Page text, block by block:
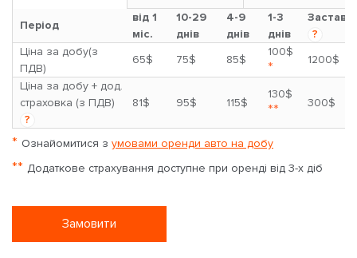
Період
від 1
міс.
10-29
днів
4-9
днів
1-3
днів
Застава
?
Ціна за добу(з
ПДВ)
65$ 75$ 85$
100$
*
1200$
Ціна за добу + дод.
страховка (з ПДВ)
?
81$ 95$ 115$
130$
** 300$
* Ознайомитися з умовами оренди авто на добу
** Додаткове страхування доступне при оренді від 3-х діб
Замовити